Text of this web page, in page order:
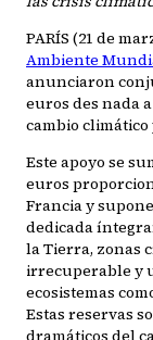
PARÍS (21 de
Ambiente
anunciaron
euros des nada
cambio
Este apoyo se
euros
Francia y
dedicada
la Tierra, zonas
irrecuperable y
ecosistemas
Estas reservas